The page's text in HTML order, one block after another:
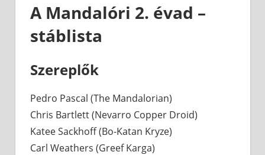
A Mandalóri 2. évad –
stáblista
Szereplők
Pedro Pascal (The Mandalorian)
Chris Bartlett (Nevarro Copper Droid)
Katee Sackhoff (Bo-Katan Kryze)
Carl Weathers (Greef Karga)